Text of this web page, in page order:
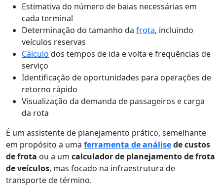
Estimativa do número de baias necessárias em
cada terminal
Determinação do tamanho da frota, incluindo
veículos reservas
Cálculo dos tempos de ida e volta e frequências de
serviço
Identificação de oportunidades para operações de
retorno rápido
Visualização da demanda de passageiros e carga
da rota
É um assistente de planejamento prático, semelhante
em propósito a uma ferramenta de análisede custos
de frota ou a um calculador de planejamento de frota
de veículos, mas focado na infraestrutura de
transporte de término.